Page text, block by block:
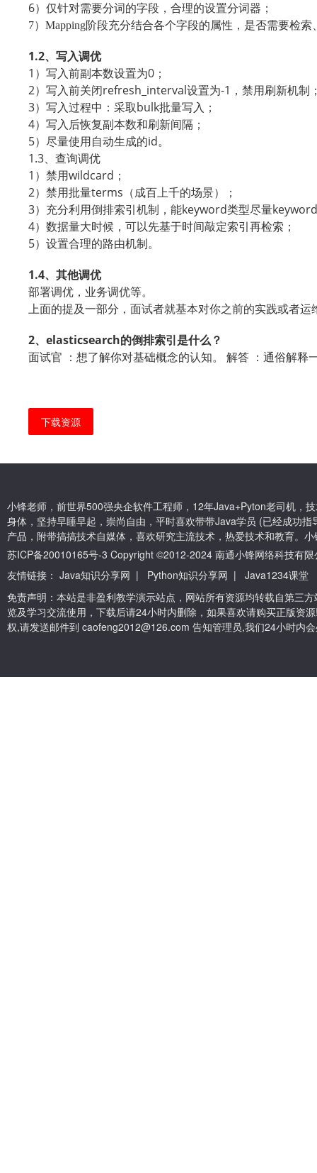
6）仅针对需要分词的字段，合理的设置分词器；
7）Mapping阶段充分结合各个字段的属性，是否需要检
1.2、写入调优
1 ）写入前副本数设置为0 ；
2）写入前关闭refresh_interval设置为-1 ，禁用刷新机制
3）写入过程中：采取bulk批量写入；
4）写入后恢复副本数和刷新间隔；
5）尽量使用自动生成的id。
1.3 、查询调优
1 ）禁用wildcard ；
2）禁用批量terms （成百上千的场景）；
3）充分利用倒排索引机制，能keyword类型尽量keyword
4）数据量大时候，可以先基于时间敲定索引再检索；
5）设置合理的路由机制。
1.4、其他调优
部署调优，业务调优等。
上面的提及一部分，面试者就基本对你之前的实践或者
2、 elasticsearch的倒排索引是什么？
面试官 ：想了解你对基础概念的认知。 解答 ：通俗解释
下载资源
小锋老师，前世界500强央企软件工程师，12年Java+Pyton老司机，
身体，坚持早睡早起，崇尚自由，平时喜欢带带Java学员 (已经成功
产品，附带搞搞技术自媒体，喜欢研究主流技术，热爱技术和教育。
苏ICP备20010165号-3 Copyright ©2012-2024 南通小锋网络科技有限
友情链接： Java知识分享网 | Python知识分享网 |
Java1234课堂
免责声明：本站是非盈利教学演示站点，网站所有资源均转载自第三
览及学习交流使用，下载后请24小时内删除，如果喜欢请购买正版资
权,请发送邮件到 caofeng2012@126.com 告知管理员,我们24小时内